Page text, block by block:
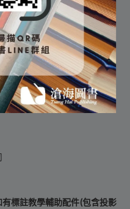
五，例假日除外) | LINE
540號11樓
標註教學輔助配件(包含投影